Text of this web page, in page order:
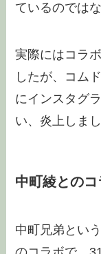
ているのでは
実際にはコラ
したが、コム
にインスタグ
い、炎上しまし
中町綾とのコ
中町兄弟とい